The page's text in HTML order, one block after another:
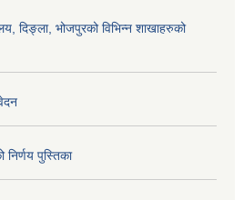
दिङ्ला, भोजपुरको विभिन्न शाखाहरुको
निर्णय पुस्तिका